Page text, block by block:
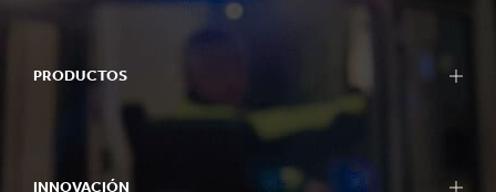
PRODUCTOS
INNOVACIÓN